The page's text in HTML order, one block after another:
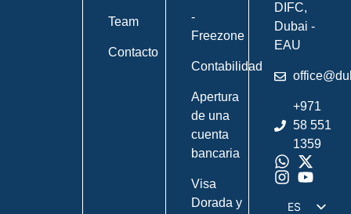
Team
Contacto
-
Freezone
Contabilidad
Apertura
de una
cuenta
bancaria
Visa
Dorada y
DIFC,
Dubai -
EAU
+971
58 551
1359
ES